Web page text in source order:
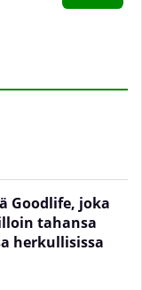
Goodlife, joka
tahansa
herkullisissa